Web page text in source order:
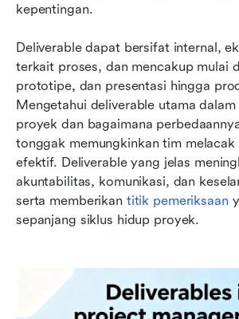
kepentingan.
Deliverable dapat bersifat internal,
terkait proses, dan mencakup mulai
prototipe, dan presentasi hingga
Mengetahui deliverable utama dalam
proyek dan bagaimana
tonggak memungkinkan tim melacak
efektif. Deliverable yang jelas
akuntabilitas, komunikasi, dan
serta memberikan titik pemeriksaan
sepanjang siklus hidup proyek.